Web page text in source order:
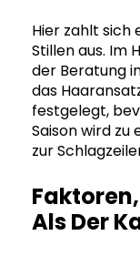
Hier zahlt sich
Stillen aus. Im
der Beratung
das
festgelegt,
Saison wird
zur
Als Der